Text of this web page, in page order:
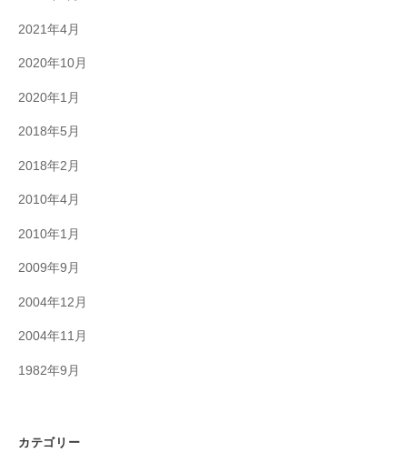
2021年4月
2020年10月
2020年1月
2018年5月
2018年2月
2010年4月
2010年1月
2009年9月
2004年12月
2004年11月
1982年9月
カテゴリー